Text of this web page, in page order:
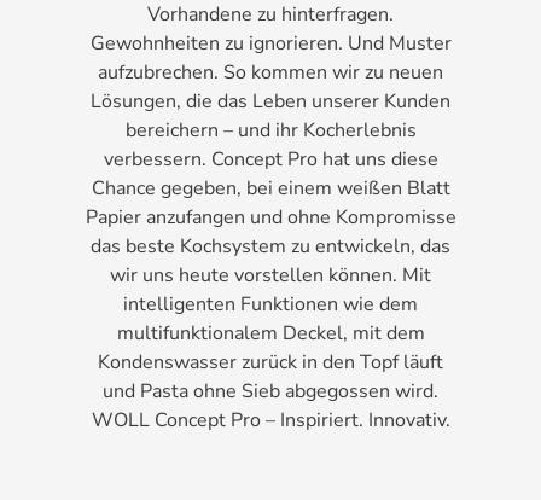
Vorhandene zu hinterfragen.
Gewohnheiten zu ignorieren. Und Muster
aufzubrechen. So kommen wir zu neuen
Lösungen, die das Leben unserer Kunden
bereichern – und ihr Kocherlebnis
verbessern. Concept Pro hat uns diese
Chance gegeben, bei einem weißen Blatt
Papier anzufangen und ohne Kompromisse
das beste Kochsystem zu entwickeln, das
wir uns heute vorstellen können. Mit
intelligenten Funktionen wie dem
multifunktionalem Deckel, mit dem
Kondenswasser zurück in den Topf läuft
und Pasta ohne Sieb abgegossen wird.
WOLL Concept Pro – Inspiriert. Innovativ.